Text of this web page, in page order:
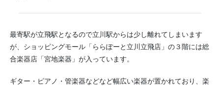
最寄駅が立飛駅となるので立川駅からは少し離れてしまいます
が、ショッピングモール「ららぽーと立川立飛店」の３階には総
合楽器店「宮地楽器」が入っています。
ギター・ピアノ・管楽器などなど幅広い楽器が置かれており、楽